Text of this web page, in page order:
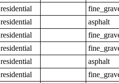
residential
residential
asphalt
residential
residential
residential
asphalt
residential